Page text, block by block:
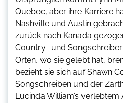
Quebec, aber ihre Karriere
Nashville und Austin
zurück nach Kanada
Country- und
Orten, wo sie gelebt hat,
bezieht sie sich auf Shawn
Songschreiben und der
Lucinda William’s